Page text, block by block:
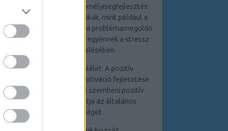
4. Stresszkezelés: A személyiségfejlesztés
során elsajátított technikák, mint például a
relaxációs módszerek és a problémamegoldó
készségek, segítenek az egyénnek a stressz
hatékony kezelésében.
5. Pozitív életszemlélet: A pozitív
gondolkodás és az önmotiváció fejlesztése
elősegíti a kihívásokkal szembeni pozitív
hozzáállást, ami javítja az általános
életminőséget.